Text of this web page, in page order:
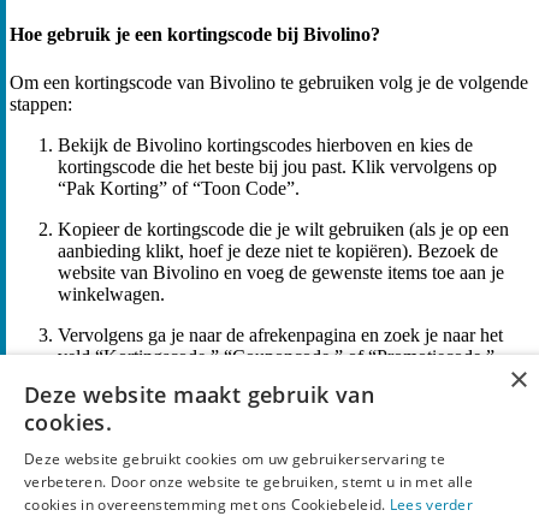
Hoe gebruik je een kortingscode bij Bivolino?
Om een kortingscode van Bivolino te gebruiken volg je de volgende
stappen:
Bekijk de Bivolino kortingscodes hierboven en kies de
kortingscode die het beste bij jou past. Klik vervolgens op
“Pak Korting” of “Toon Code”.
Kopieer de kortingscode die je wilt gebruiken (als je op een
aanbieding klikt, hoef je deze niet te kopiëren). Bezoek de
website van Bivolino en voeg de gewenste items toe aan je
winkelwagen.
Vervolgens ga je naar de afrekenpagina en zoek je naar het
veld “Kortingscode,” “Couponcode,” of “Promotiecode.”
Voer hier je kortingscode in voor het daarvoor bestemde vak
in en klik op “Toepassen” of “Verzenden.” Rond hierna je
betaling bij Bivolino.
Kortingscode geschiedenis voor Bivolino
Bekijk hieronder de historie van de beschikbare kortingscodes voor
×
Deze website maakt gebruik van
cookies.
Deze website gebruikt cookies om uw gebruikerservaring te
verbeteren. Door onze website te gebruiken, stemt u in met alle
cookies in overeenstemming met ons Cookiebeleid. Lees verder